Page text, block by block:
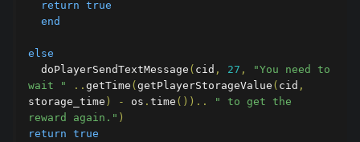
return true
end
else
  doPlayerSendTextMessage
( cid , 27 ,
"You need to
wait "
.. getTime ( getPlayerStorageValue ( cid ,
storage_time ) - os . time ())..
" to get the
reward again." )
return true